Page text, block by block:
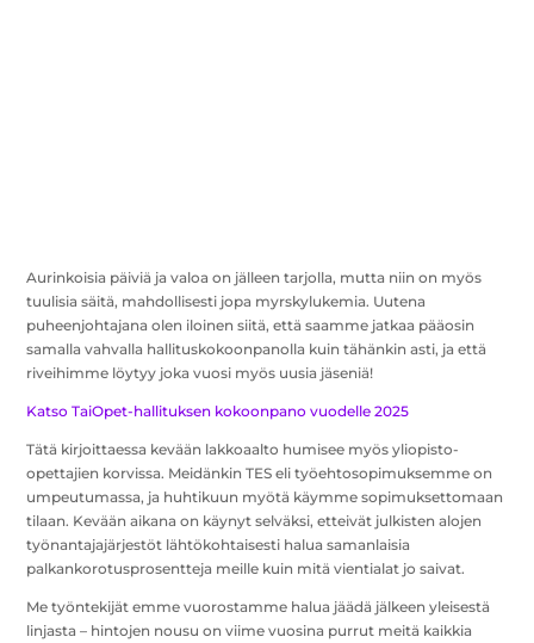
Aurinkoisia päiviä ja valoa on jälleen tarjolla, mutta niin on myös
tuulisia säitä, mahdollisesti jopa myrskylukemia. Uutena
puheenjohtajana olen iloinen siitä, että saamme jatkaa pääosin
samalla vahvalla hallituskokoonpanolla kuin tähänkin asti, ja että
riveihimme löytyy joka vuosi myös uusia jäseniä!
Katso TaiOpet-hallituksen kokoonpano vuodelle 2025
Tätä kirjoittaessa kevään lakkoaalto humisee myös yliopisto-
opettajien korvissa. Meidänkin TES eli työehtosopimuksemme on
umpeutumassa, ja huhtikuun myötä käymme sopimuksettomaan
tilaan. Kevään aikana on käynyt selväksi, etteivät julkisten alojen
työnantajajärjestöt lähtökohtaisesti halua samanlaisia
palkankorotusprosentteja meille kuin mitä vientialat jo saivat.
Me työntekijät emme vuorostamme halua jäädä jälkeen yleisestä
linjasta – hintojen nousu on viime vuosina purrut meitä kaikkia